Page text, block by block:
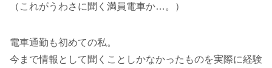
（これがうわさに聞く満員電車か…。）
電車通勤も初めての私。
今まで情報として聞くことしかなかったものを実際に経験